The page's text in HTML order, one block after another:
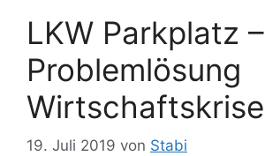
LKW Parkplatz –
Problemlösung
Wirtschaftskrise
19. Juli 2019 von Stabi